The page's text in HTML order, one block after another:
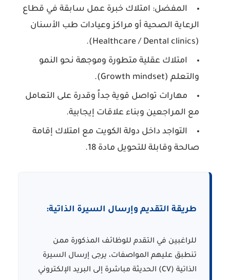
المفضل: امتلاك خبرة عمل سابقة في قطاع
الرعاية الصحية أو مراكز وعيادات طب الأسنان
(Healthcare / Dental clinics).
امتلاك عقلية متطورة وموجهة نحو النمو
والتعلم (Growth mindset).
مهارات تواصل قوية جداً وقدرة على التعامل
مع المراجعين وبناء علاقات إيجابية.
التواجد داخل دولة الكويت مع امتلاك إقامة
صالحة وقابلة للتحويل مادة 18.
طريقة التقديم وإرسال السيرة الذاتية:
للراغبين في التقدم للوظائف المذكورة ممن
تنطبق عليهم المواصفات، يرجى إرسال السيرة
الذاتية (CV) الحديثة مباشرة إلى البريد الإلكتروني